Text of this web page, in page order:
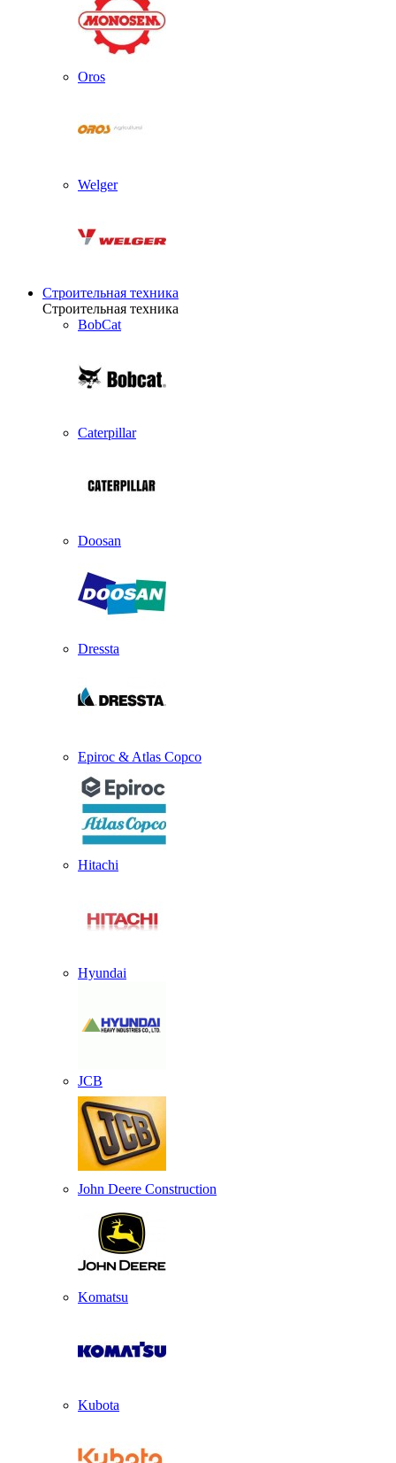
Oros
Welger
Строительная техника
Строительная техника
BobCat
Caterpillar
Doosan
Dressta
Epiroc & Atlas Copco
Hitachi
Hyundai
JCB
John Deere Construction
Komatsu
Kubota